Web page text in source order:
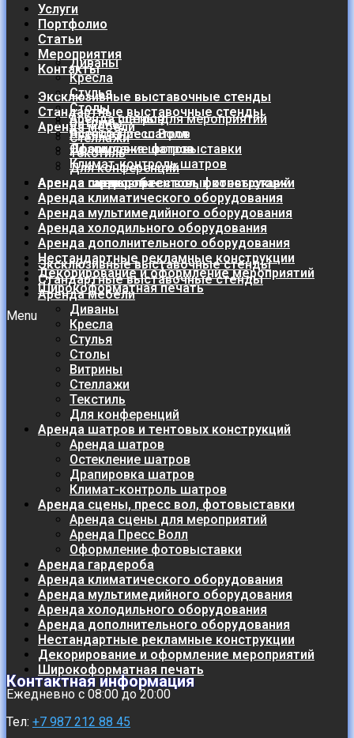
Услуги
Портфолио
Статьи
Мероприятия
Контакты
Эксклюзивные выставочные стенды
Стандартные выставочные стенды
Аренда мебели
Диваны
Кресла
Стулья
Столы
Витрины
Стеллажи
Текстиль
Для конференций
Аренда шатров и тентовых конструкций
Аренда шатров
Остекление шатров
Драпировка шатров
Климат-контроль шатров
Аренда сцены, пресс вол, фотовыставки
Аренда сцены для мероприятий
Аренда Пресс Волл
Оформление фотовыставки
Аренда гардероба
Аренда климатического оборудования
Аренда мультимедийного оборудования
Аренда холодильного оборудования
Аренда дополнительного оборудования
Нестандартные рекламные конструкции
Декорирование и оформление мероприятий
Широкоформатная печать
Menu
Эксклюзивные выставочные стенды
Стандартные выставочные стенды
Аренда мебели
Диваны
Кресла
Стулья
Столы
Витрины
Стеллажи
Текстиль
Для конференций
Аренда шатров и тентовых конструкций
Аренда шатров
Остекление шатров
Драпировка шатров
Климат-контроль шатров
Аренда сцены, пресс вол, фотовыставки
Аренда сцены для мероприятий
Аренда Пресс Волл
Оформление фотовыставки
Аренда гардероба
Аренда климатического оборудования
Аренда мультимедийного оборудования
Аренда холодильного оборудования
Аренда дополнительного оборудования
Нестандартные рекламные конструкции
Декорирование и оформление мероприятий
Широкоформатная печать
Контактная информация
Ежедневно с 08:00 до 20:00
Тел: +7 987 212 88 45